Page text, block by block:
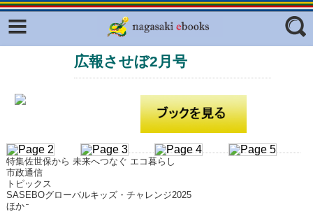
フリーワード
ジャンル
エリア
広報させぼ2月号
特集佐世保から 未来へつなぐ エコ暮らし
市政通信
トピックス
SASEBOグローバルキッズ・チャレンジ2025
ほか
Facebook
ふくいろキラリプロジェクト
ラリー（TOKYO Brochures）
はじめてご利用される方へ
コンテンツ
広報誌ナビ